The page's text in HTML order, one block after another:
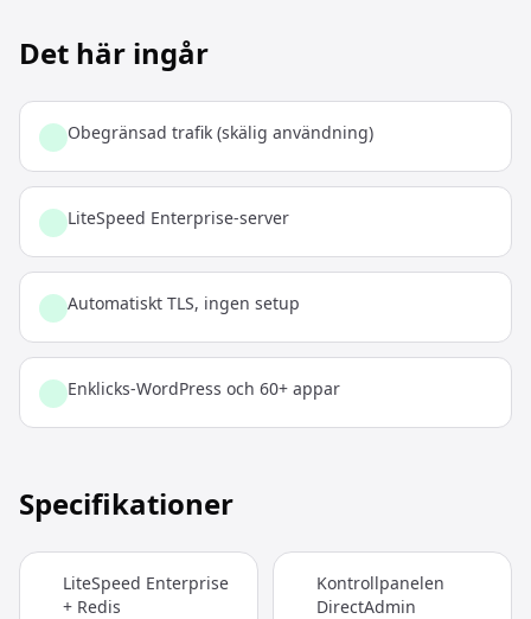
Det här ingår
Obegränsad trafik (skälig användning)
LiteSpeed Enterprise-server
Automatiskt TLS, ingen setup
Enklicks-WordPress och 60+ appar
Specifikationer
LiteSpeed Enterprise
+ Redis
Kontrollpanelen
DirectAdmin